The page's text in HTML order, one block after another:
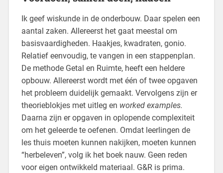
Ik geef wiskunde in de onderbouw. Daar spelen een
aantal zaken. Allereerst het gaat meestal om
basisvaardigheden. Haakjes, kwadraten, gonio.
Relatief eenvoudig, te vangen in een stappenplan.
De methode Getal en Ruimte, heeft een heldere
opbouw. Allereerst wordt met één of twee opgaven
het probleem duidelijk gemaakt. Vervolgens zijn er
theorieblokjes met uitleg en worked examples.
Daarna zijn er opgaven in oplopende complexiteit
om het geleerde te oefenen. Omdat leerlingen de
les thuis moeten kunnen nakijken, moeten kunnen
“herbeleven”, volg ik het boek nauw. Geen reden
voor eigen ontwikkeld materiaal. G&R is prima.